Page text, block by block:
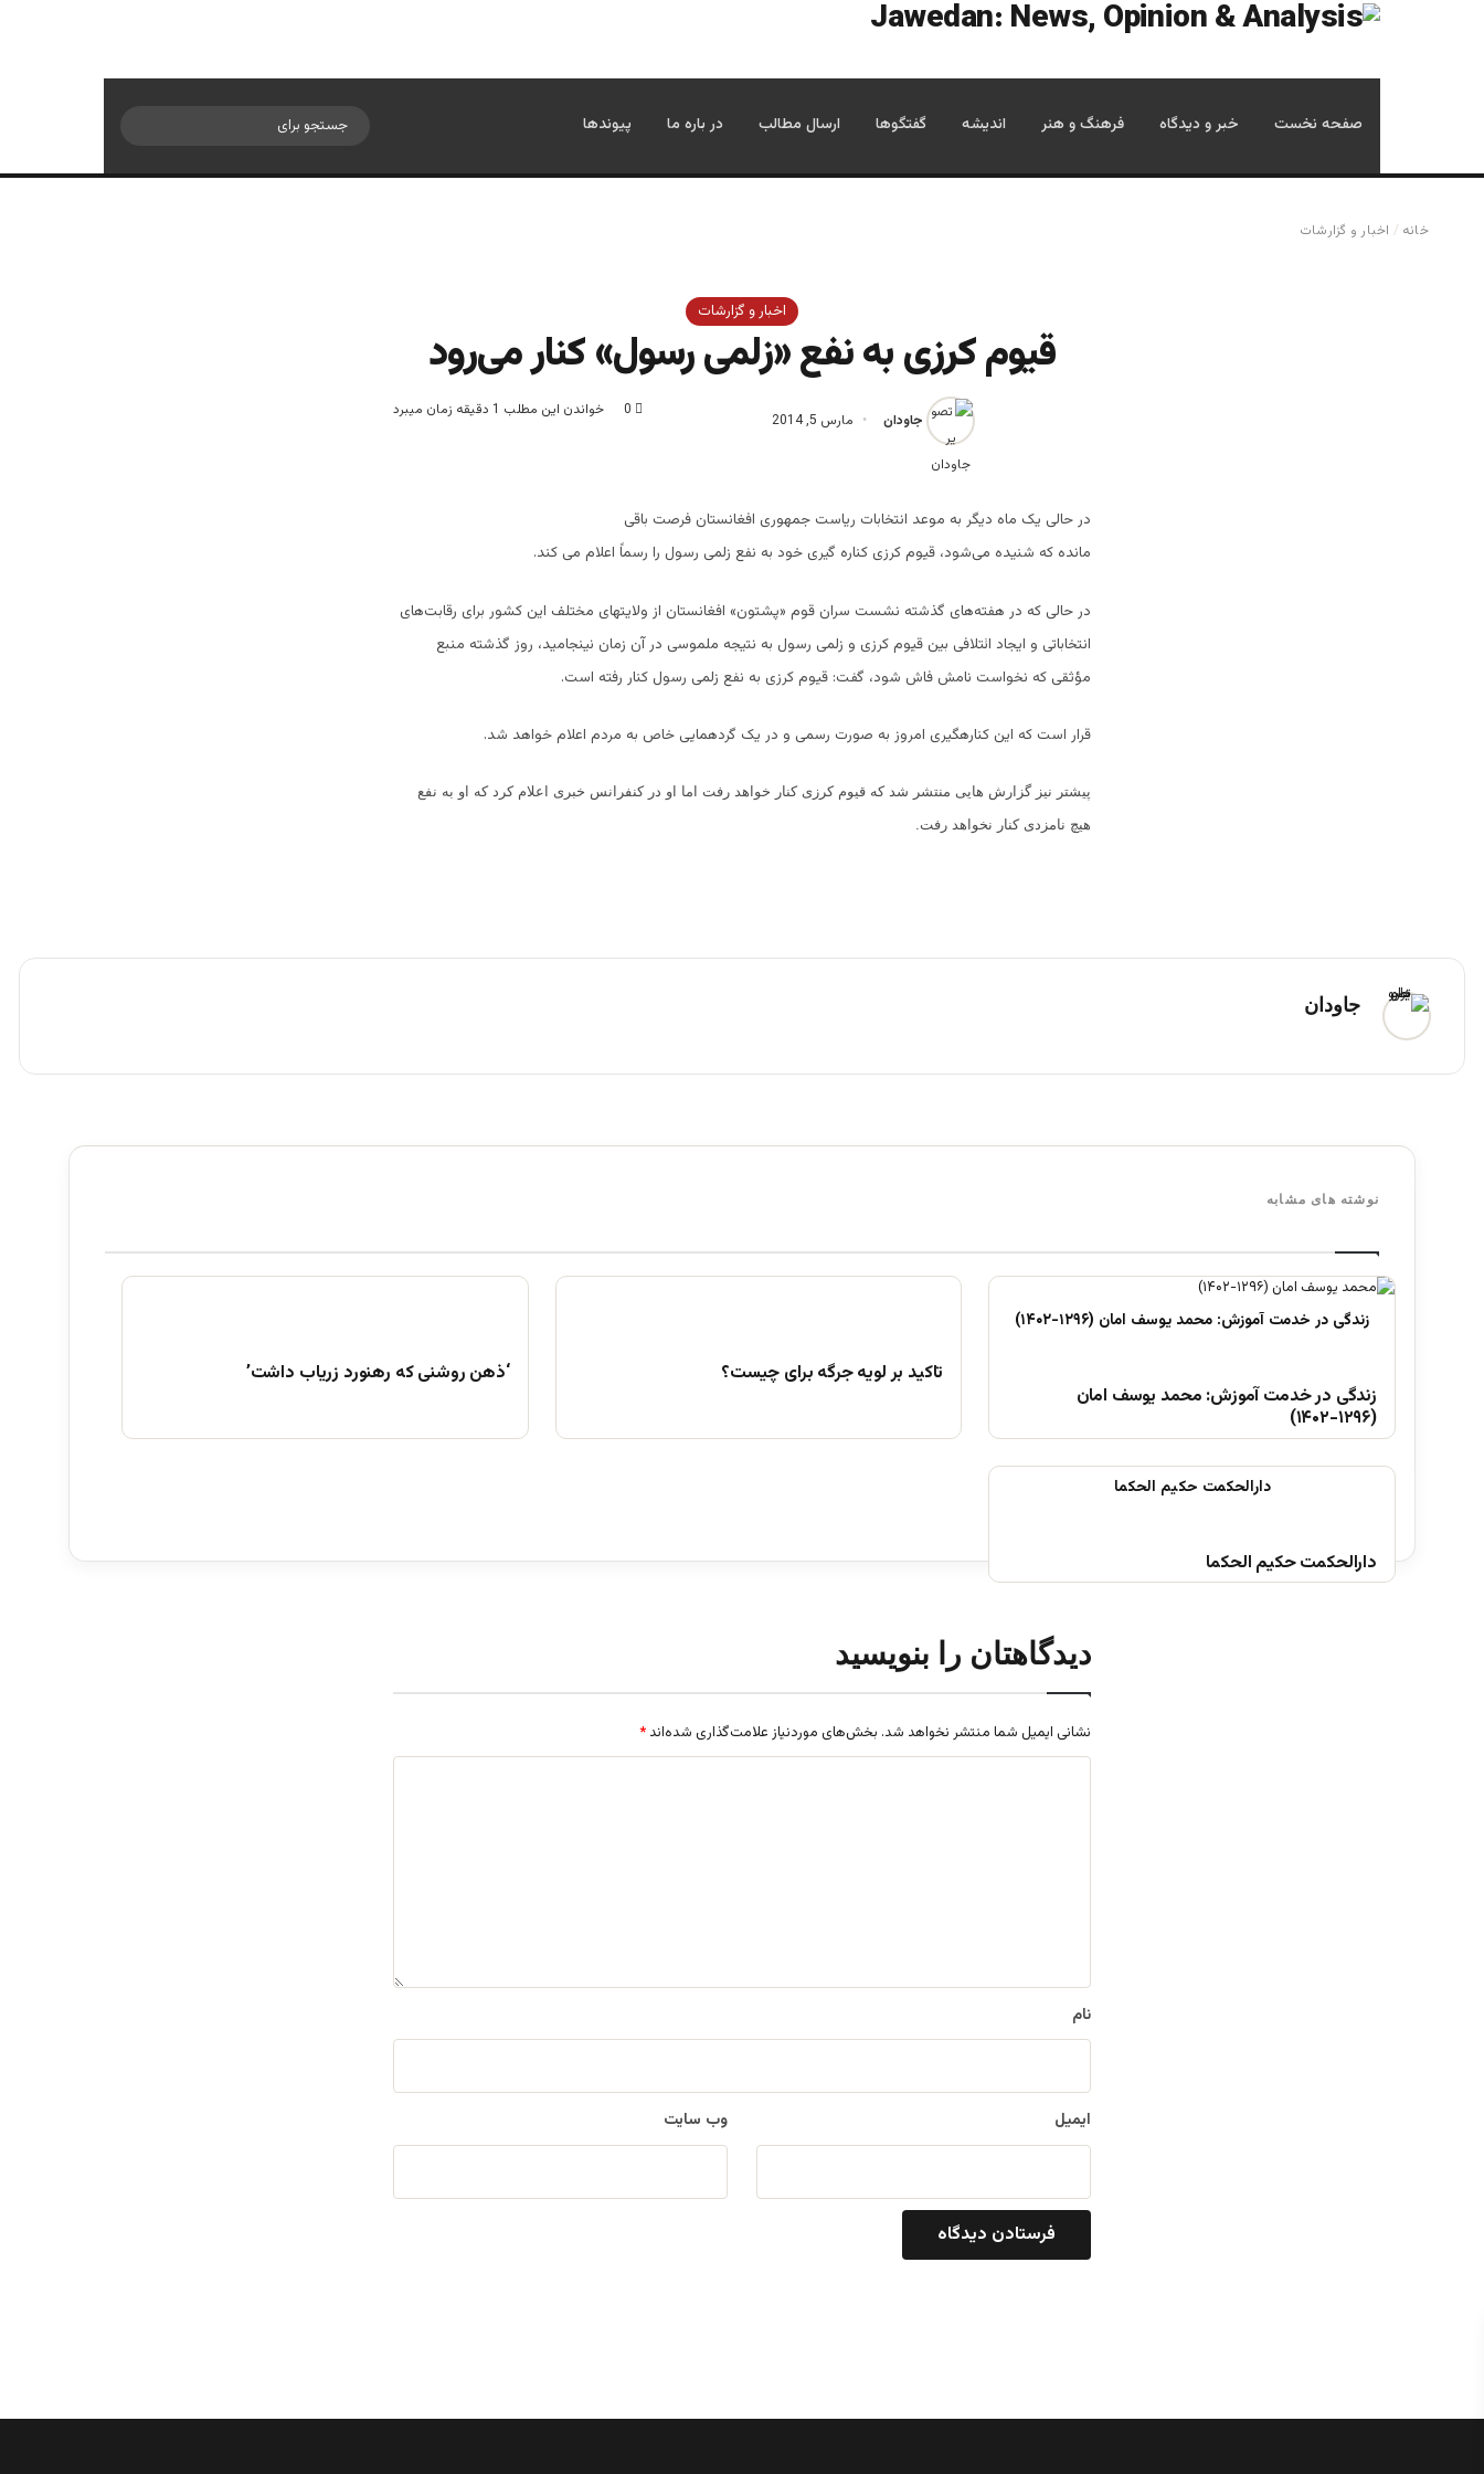
صفحه نخست خبر و دیدگاه فرهنگ و هنر اندیشه گفتگوها ارسال مطالب در باره ما پیوندها
خانه / اخبار و گزارشات
اخبار و گزارشات
قیوم کرزی به نفع «زلمی رسول» کنار می‌رود
جاودان مارس 5, 2014
0 خواندن این مطلب 1 دقیقه زمان میبرد
در حالی یک ماه دیگر به موعد انتخابات ریاست جمهوری افغانستان فرصت باقی
مانده که شنیده می‌شود، قیوم کرزی کناره گیری خود به نفع زلمی رسول را رسماً اعلام می کند.
در حالی که در هفته‌‎های گذشته نشست سران قوم «پشتون» افغانستان از ولایت‎های مختلف این کشور برای رقابت‌های
انتخاباتی و ایجاد ائتلافی بین قیوم کرزی و زلمی رسول به نتیجه ملموسی در آن زمان نینجامید، روز گذشته منبع
مؤثقی که نخواست نامش فاش شود، گفت: قیوم کرزی به نفع زلمی رسول کنار رفته است.
قرار است که این کناره‎گیری امروز به صورت رسمی و در یک گردهمایی خاص به مردم اعلام خواهد شد.
پیشتر نیز گزارش هایی منتشر شد که قیوم کرزی کنار خواهد رفت اما او در کنفرانس خبری اعلام کرد که او به نفع
هیچ نامزدی کنار نخواهد رفت.
جاودان
نوشته های مشابه
زندگی در خدمت آموزش: محمد یوسف امان
(۱۲۹۶-۱۴۰۲)
تاکید بر لویه جرگه برای چیست؟ ‘ذهن روشنی که رهنورد زریاب داشت’
دارالحکمت حکیم الحکما
دیدگاهتان را بنویسید
نشانی ایمیل شما منتشر نخواهد شد. بخش‌های موردنیاز علامت‌گذاری شده‌اند *
نام
ایمیل وب‌ سایت